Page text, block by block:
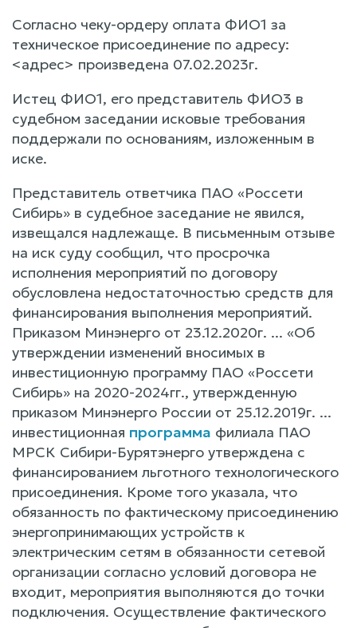
Согласно чеку-ордеру оплата ФИО1 за
техническое присоединение по адресу:
<адрес> произведена 07.02.2023г.
Истец ФИО1, его представитель ФИО3 в
судебном заседании исковые требования
поддержали по основаниям, изложенным в
иске.
Представитель ответчика ПАО «Россети
Сибирь» в судебное заседание не явился,
извещался надлежаще. В письменным отзыве
на иск суду сообщил, что просрочка
исполнения мероприятий по договору
обусловлена недостаточностью средств для
финансирования выполнения мероприятий.
Приказом Минэнерго от 23.12.2020г. ... «Об
утверждении изменений вносимых в
инвестиционную программу ПАО «Россети
Сибирь» на 2020-2024гг., утвержденную
приказом Минэнерго России от 25.12.2019г. ...
инвестиционная программа филиала ПАО
МРСК Сибири-Бурятэнерго утверждена с
финансированием льготного технологического
присоединения. Кроме того указала, что
обязанность по фактическому присоединению
энергопринимающих устройств к
электрическим сетям в обязанности сетевой
организации согласно условий договора не
входит, мероприятия выполняются до точки
подключения. Осуществление фактического